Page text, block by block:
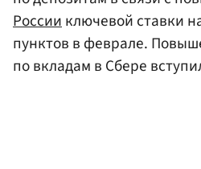
Россииключевой ставки
пунктов в феврале.
по вкладам в Сбере